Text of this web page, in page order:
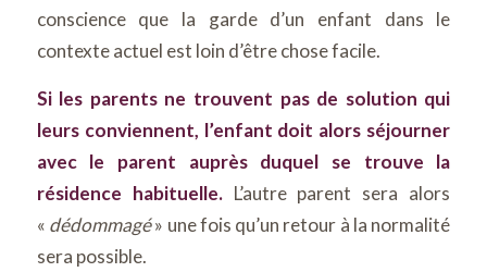
conscience que la garde d’un enfant dans le
contexte actuel est loin d’être chose facile.
Si les parents ne trouvent pas de solution qui
leurs conviennent, l’enfant doit alors séjourner
avec le parent auprès duquel se trouve la
résidence habituelle.L’autre parent sera alors
« dédommagé» une fois qu’un retour à la normalité
sera possible.